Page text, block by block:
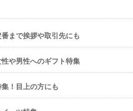
まで挨拶や取引先にも
や男性へのギフト特集
！目上の方にも